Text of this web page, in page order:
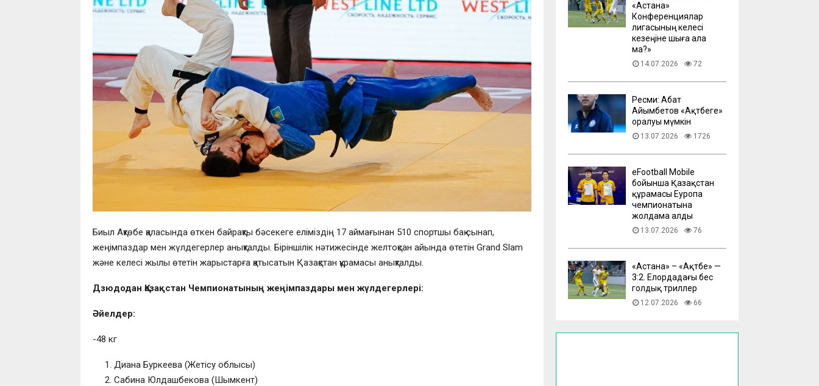
Биыл Ақтөбе қаласында өткен байрақты бәсекеге еліміздің 17 аймағынан 510 спортшы бақ сынап,
жеңімпаздар мен жүлдегерлер анықталды. Біріншілік нәтижесінде желтоқсан айында өтетін Grand Slam
және келесі жылы өтетін жарыстарға қатысатын Қазақстан құрамасы анықталды.
Дзюдодан Қазақстан Чемпионатының жеңімпаздары мен жүлдегерлері:
Әйелдер:
-48 кг
Диана Буркеева (Жетісу облысы)
Сабина Юлдашбекова (Шымкент)
«Астана»
Конференциялар
лигасының келесі
кезеңіне шыға ала
ма?»
14.07.2026 72
Ресми: Абат
Айымбетов «Ақтөбеге»
оралуы мүмкін
13.07.2026 1726
eFootball Mobile
бойынша Қазақстан
құрамасы Еуропа
чемпионатына
жолдама алды
13.07.2026 76
​«Астана» – «Ақтөбе» —
3:2. Елордадағы бес
голдық триллер
12.07.2026 66